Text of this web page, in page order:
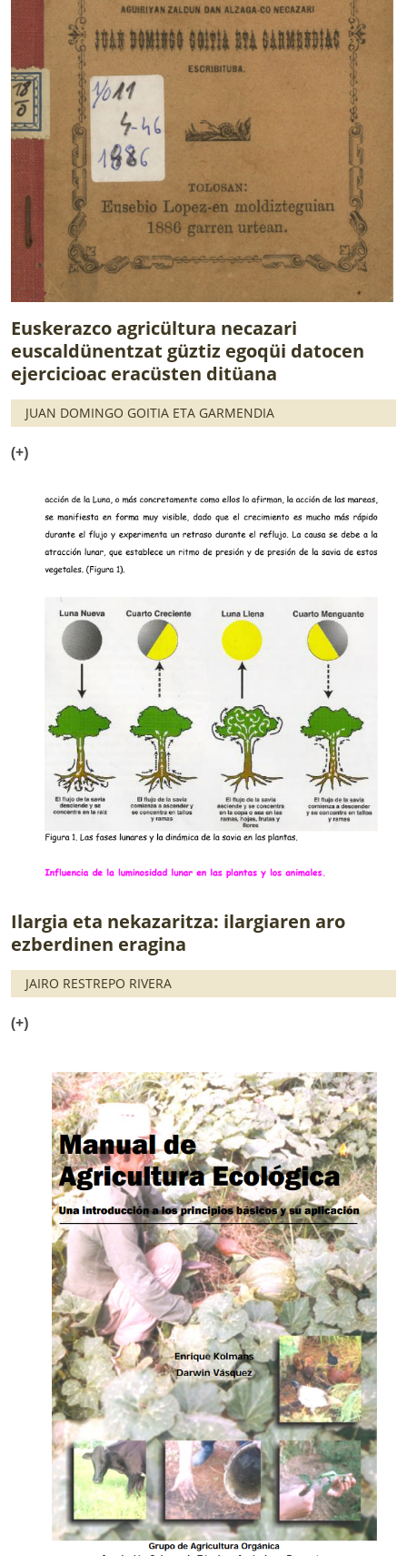
Euskerazco agricültura necazari
euscaldünentzat güztiz egoqüi datocen
ejercicioac eracüsten ditüana
JUAN DOMINGO GOITIA ETA GARMENDIA
(+)
Ilargia eta nekazaritza: ilargiaren aro
ezberdinen eragina
JAIRO RESTREPO RIVERA
(+)